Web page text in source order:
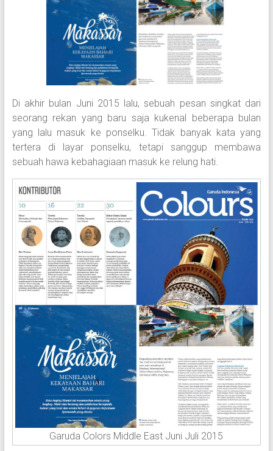
Di akhir bulan Juni 2015 lalu, sebuah pesan singkat dari
seorang rekan yang baru saja kukenal beberapa bulan
yang lalu masuk ke ponselku. Tidak banyak kata yang
tertera di layar ponselku, tetapi sanggup membawa
sebuah hawa kebahagiaan masuk ke relung hati.
Garuda Colors Middle East Juni Juli 2015